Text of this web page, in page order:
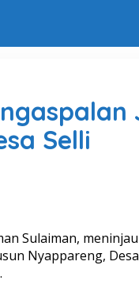
Selli
Sulaiman,
Nyappareng,